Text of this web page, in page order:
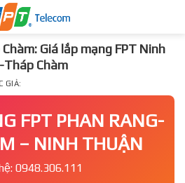
Giá lắp mạng FPT Ninh
Chàm
GIẢ:
FPT PHAN RANG-
– NINH THUẬN
0948.306.111